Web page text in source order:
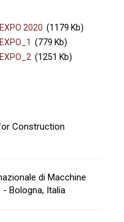
2020 (1179 Kb)
(779 Kb)
(1251 Kb)
Construction
di Macchine
- Bologna, Italia